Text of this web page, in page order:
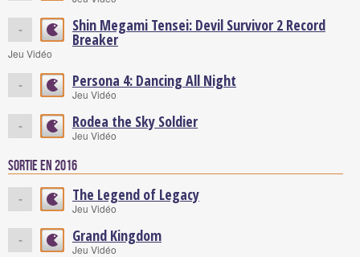
- Shin Megami Tensei: Devil Survivor 2 Record
Breaker
Jeu Vidéo
- Persona 4: Dancing All Night
Jeu Vidéo
- Rodea the Sky Soldier
Jeu Vidéo
Sortie en 2016
- The Legend of Legacy
Jeu Vidéo
- Grand Kingdom
Jeu Vidéo